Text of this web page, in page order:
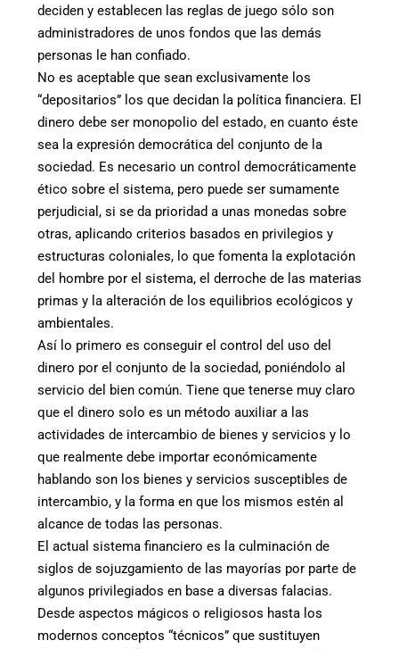
deciden y establecen las reglas de juego sólo son
administradores de unos fondos que las demás
personas le han confiado.
No es aceptable que sean exclusivamente los
“depositarios” los que decidan la política financiera. El
dinero debe ser monopolio del estado, en cuanto éste
sea la expresión democrática del conjunto de la
sociedad. Es necesario un control democráticamente
ético sobre el sistema, pero puede ser sumamente
perjudicial, si se da prioridad a unas monedas sobre
otras, aplicando criterios basados en privilegios y
estructuras coloniales, lo que fomenta la explotación
del hombre por el sistema, el derroche de las materias
primas y la alteración de los equilibrios ecológicos y
ambientales.
Así lo primero es conseguir el control del uso del
dinero por el conjunto de la sociedad, poniéndolo al
servicio del bien común. Tiene que tenerse muy claro
que el dinero solo es un método auxiliar a las
actividades de intercambio de bienes y servicios y lo
que realmente debe importar económicamente
hablando son los bienes y servicios susceptibles de
intercambio, y la forma en que los mismos estén al
alcance de todas las personas.
El actual sistema financiero es la culminación de
siglos de sojuzgamiento de las mayorías por parte de
algunos privilegiados en base a diversas falacias.
Desde aspectos mágicos o religiosos hasta los
modernos conceptos “técnicos” que sustituyen